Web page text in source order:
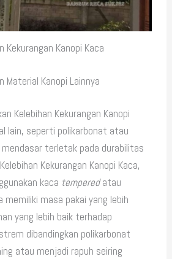
Kekurangan Kanopi Kaca
Material Kanopi Lainnya
Kelebihan Kekurangan Kanopi
lain, seperti polikarbonat atau
mendasar terletak pada durabilitas
Kekurangan Kanopi Kaca,
kaca temperedatau
memiliki masa pakai yang lebih
yang lebih baik terhadap
dibandingkan polikarbonat
atau menjadi rapuh seiring